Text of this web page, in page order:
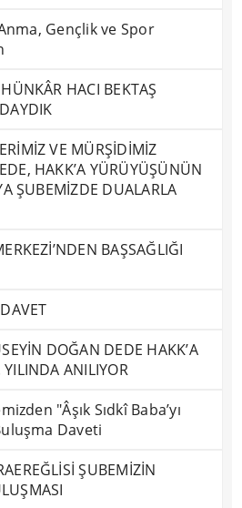
Gençlik ve Spor
HACI BEKTAŞ
VE MÜRŞİDİMİZ
HAKK’A YÜRÜYÜŞÜNÜN
ŞUBEMİZDE DUALARLA
BAŞSAĞLIĞI
DOĞAN DEDE HAKK’A
ANILIYOR
"Âşık Sıdkî Baba’yı
Daveti
ŞUBEMİZİN